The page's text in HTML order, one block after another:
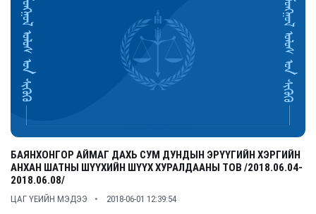
БАЯНХОНГОР АЙМАГ ДАХЬ СУМ ДУНДЫН ЭРҮҮГИЙН ХЭРГИЙН
АНХАН ШАТНЫ ШҮҮХИЙН ШҮҮХ ХУРАЛДААНЫ ТОВ /2018.06.04-
2018.06.08/
ЦАГ ҮЕИЙН МЭДЭЭ 2018-06-01 12:39:54